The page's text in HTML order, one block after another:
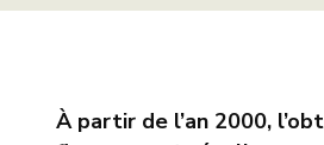
À partir de l’an 2000,